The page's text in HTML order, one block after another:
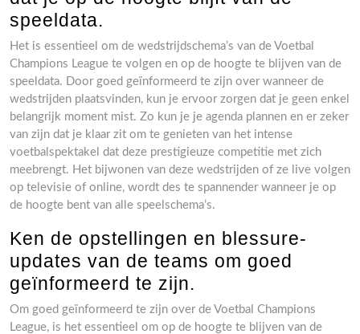
speeldata.
Het is essentieel om de wedstrijdschema’s van de Voetbal
Champions League te volgen en op de hoogte te blijven van de
speeldata. Door goed geïnformeerd te zijn over wanneer de
wedstrijden plaatsvinden, kun je ervoor zorgen dat je geen enkel
belangrijk moment mist. Zo kun je je agenda plannen en er zeker
van zijn dat je klaar zit om te genieten van het intense
voetbalspektakel dat deze prestigieuze competitie met zich
meebrengt. Het bijwonen van deze wedstrijden of ze live volgen
op televisie of online, wordt des te spannender wanneer je op
de hoogte bent van alle speelschema’s.
Ken de opstellingen en blessure-
updates van de teams om goed
geïnformeerd te zijn.
Om goed geïnformeerd te zijn over de Voetbal Champions
League, is het essentieel om op de hoogte te blijven van de